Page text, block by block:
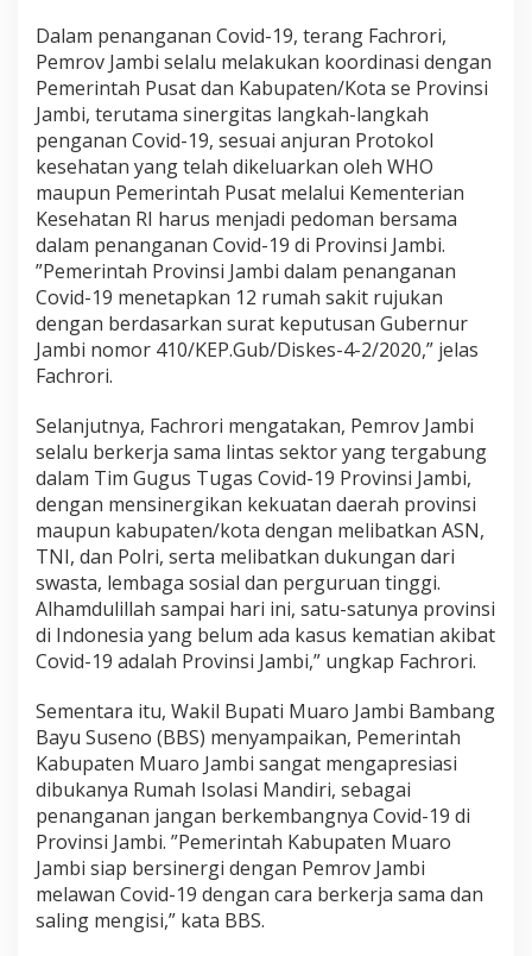
Dalam penanganan Covid-19, terang Fachrori,
Pemrov Jambi selalu melakukan koordinasi dengan
Pemerintah Pusat dan Kabupaten/Kota se Provinsi
Jambi, terutama sinergitas langkah-langkah
penganan Covid-19, sesuai anjuran Protokol
kesehatan yang telah dikeluarkan oleh WHO
maupun Pemerintah Pusat melalui Kementerian
Kesehatan RI harus menjadi pedoman bersama
dalam penanganan Covid-19 di Provinsi Jambi.
”Pemerintah Provinsi Jambi dalam penanganan
Covid-19 menetapkan 12 rumah sakit rujukan
dengan berdasarkan surat keputusan Gubernur
Jambi nomor 410/KEP.Gub/Diskes-4-2/2020,” jelas
Fachrori.
Selanjutnya, Fachrori mengatakan, Pemrov Jambi
selalu berkerja sama lintas sektor yang tergabung
dalam Tim Gugus Tugas Covid-19 Provinsi Jambi,
dengan mensinergikan kekuatan daerah provinsi
maupun kabupaten/kota dengan melibatkan ASN,
TNI, dan Polri, serta melibatkan dukungan dari
swasta, lembaga sosial dan perguruan tinggi.
Alhamdulillah sampai hari ini, satu-satunya provinsi
di Indonesia yang belum ada kasus kematian akibat
Covid-19 adalah Provinsi Jambi,” ungkap Fachrori.
Sementara itu, Wakil Bupati Muaro Jambi Bambang
Bayu Suseno (BBS) menyampaikan, Pemerintah
Kabupaten Muaro Jambi sangat mengapresiasi
dibukanya Rumah Isolasi Mandiri, sebagai
penanganan jangan berkembangnya Covid-19 di
Provinsi Jambi. ”Pemerintah Kabupaten Muaro
Jambi siap bersinergi dengan Pemrov Jambi
melawan Covid-19 dengan cara berkerja sama dan
saling mengisi,” kata BBS.